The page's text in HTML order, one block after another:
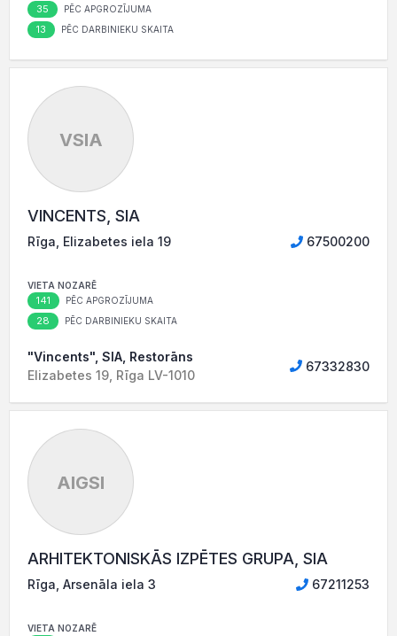
35 PĒC APGROZĪJUMA
13 PĒC DARBINIEKU SKAITA
VSIA
VINCENTS, SIA
Rīga, Elizabetes iela 19 67500200
VIETA NOZARĒ
141 PĒC APGROZĪJUMA
28 PĒC DARBINIEKU SKAITA
"Vincents", SIA, Restorāns
Elizabetes 19, Rīga LV-1010
67332830
AIGSI
ARHITEKTONISKĀS IZPĒTES GRUPA, SIA
Rīga, Arsenāla iela 3 67211253
VIETA NOZARĒ